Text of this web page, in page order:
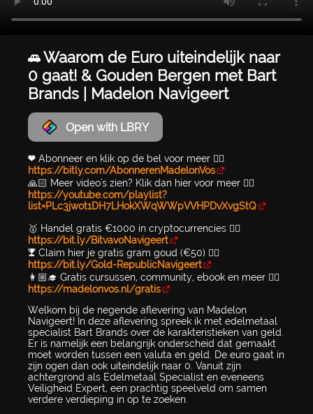
🚗 Waarom de Euro uiteindelijk naar
0 gaat! & Gouden Bergen met Bart
Brands | Madelon Navigeert
Open with LBRY
❤️ Abonneer en klik op de bel voor meer 👉🏻
https://bitly.com/AbonnerenMadelonVos
🙏🏻 Meer video's zien? Klik dan hier voor meer 👉🏻
https://youtube.com/playlist?
list=PLc3jwot1DH7LHokXWqWWpVVHPDvXvgStQ
🥇 Handel gratis €1000 in cryptocurrencies 👉🏻
https://bit.ly/BitvavoNavigeert
🏆 Claim hier je gratis gram goud (€50) 👉🏻
https://bit.ly/Gold-RepublicNavigeert
👩🏼‍🎓 Gratis cursussen, community, ebook en meer 👉🏻
https://madelonvos.nl/gratis
Welkom bij de negende aflevering van Madelon
Navigeert! In deze aflevering spreek ik met edelmetaal
specialist Bart Brands over de karakteristieken van geld.
Er is namelijk een belangrijk onderscheid dat gemaakt
moet worden tussen een valuta en geld. De euro gaat in
zijn ogen dan ook uiteindelijk naar 0. Vanuit zijn
achtergrond als Edelmetaal Specialist en eveneens
Veiligheid Expert, een prachtig speelveld om samen
verdere verdieping in op te zoeken.